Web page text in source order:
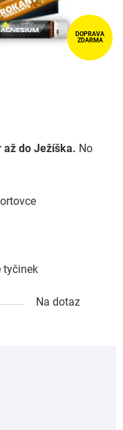
až do Ježíška. No
tyčinek
Na dotaz
DOPRAVA
ZDARMA